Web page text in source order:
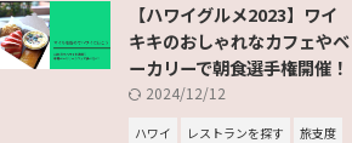
【ハワイグルメ2023】ワイ
キキのおしゃれなカフェやベ
ーカリーで朝食選手権開催！
2024/12/12
ハワイ レストランを探す
旅支度